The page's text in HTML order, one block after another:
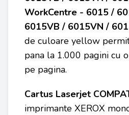
WorkCentre - 6015 /
6015VB / 6015VN /
de culoare yellow
pana la 1.000 pagini cu
pe pagina.
Cartus Laserjet
imprimante XEROX